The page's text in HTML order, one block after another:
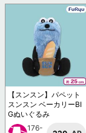
【スンスン】パペット
スンスン ベーカリーBI
Gぬいぐるみ
176-